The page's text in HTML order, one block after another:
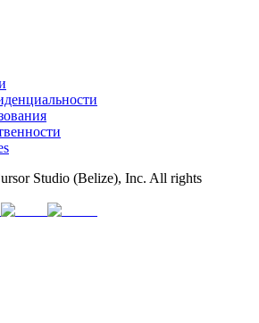
Studio (Belize), Inc. All rights